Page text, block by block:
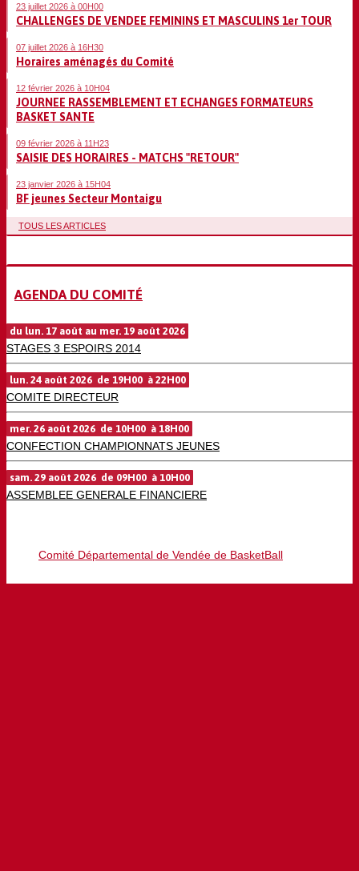
23 juillet 2026 à 00H00
CHALLENGES DE VENDEE FEMININS ET MASCULINS 1er TOUR
07 juillet 2026 à 16H30
Horaires aménagés du Comité
12 février 2026 à 10H04
JOURNEE RASSEMBLEMENT ET ECHANGES FORMATEURS
BASKET SANTE
09 février 2026 à 11H23
SAISIE DES HORAIRES - MATCHS "RETOUR"
23 janvier 2026 à 15H04
BF jeunes Secteur Montaigu
TOUS LES ARTICLES
AGENDA DU COMITÉ
du lun. 17 août au mer. 19 août 2026
STAGES 3 ESPOIRS 2014
lun. 24 août 2026 de 19H00 à 22H00
COMITE DIRECTEUR
mer. 26 août 2026 de 10H00 à 18H00
CONFECTION CHAMPIONNATS JEUNES
sam. 29 août 2026 de 09H00 à 10H00
ASSEMBLEE GENERALE FINANCIERE
Comité Départemental de Vendée de BasketBall